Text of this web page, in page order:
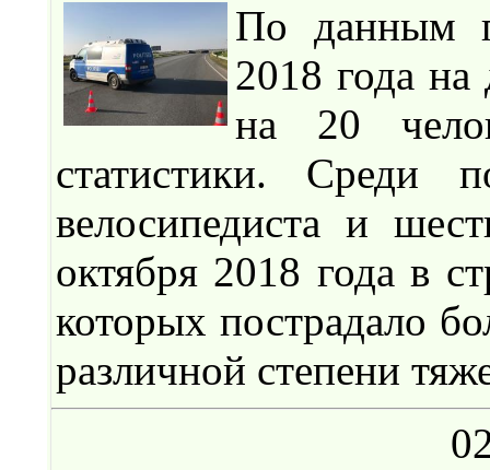
По данным
2018 года на
на 20
статистики. Среди
велосипедиста и
октября 2018 года в
которых пострадало
различной степени